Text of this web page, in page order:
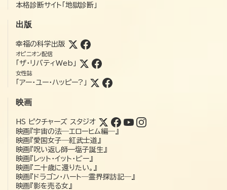
本格診断サイト「地獄診断」
出版
幸福の科学出版
オピニオン配信
「ザ・リバティWeb」
女性誌
「アー・ユー・ハッピー?」
映画
HS ピクチャーズ スタジオ
映画『宇宙の法―エローヒム編―』
映画『愛国女子―紅武士道』
映画『呪い返し師—塩子誕生』
映画『レット・イット・ビー』
映画『二十歳に還りたい。』
映画『ドラゴン・ハート―霊界探訪記―』
映画『影を売る女』